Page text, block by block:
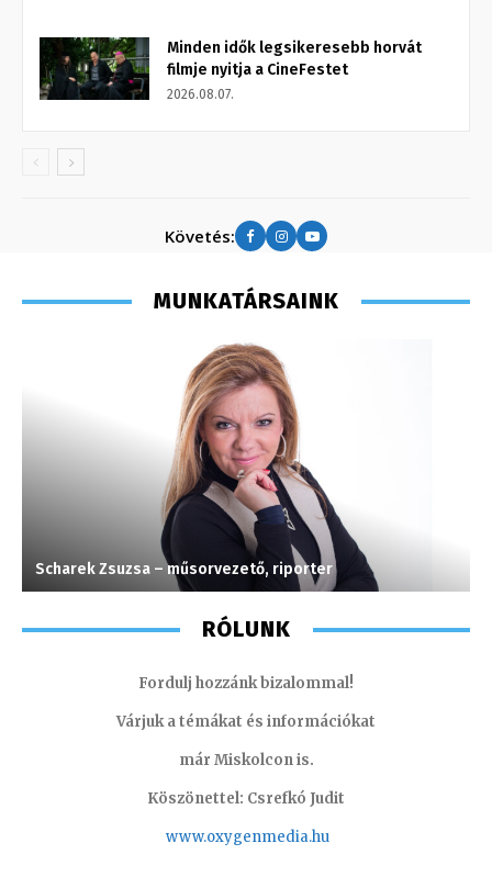
Minden idők legsikeresebb horvát
filmje nyitja a CineFestet
2026.08.07.
Követés:
MUNKATÁRSAINK
Scharek Zsuzsa – műsorvezető, riporter
RÓLUNK
Fordulj hozzánk bizalommal!
Várjuk a témákat és információkat
már Miskolcon is.
Köszönettel: Csrefkó Judit
www.oxygenmedia.hu